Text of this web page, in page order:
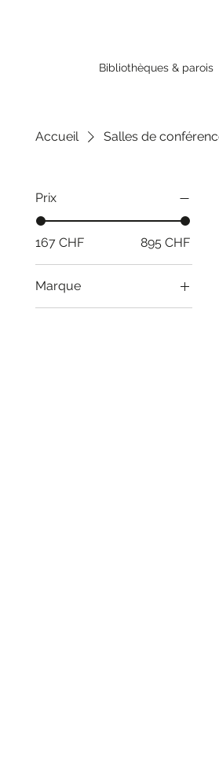
Bibliothèques & parois
Accueil Salles de
Prix
167 CHF 895 CHF
Marque